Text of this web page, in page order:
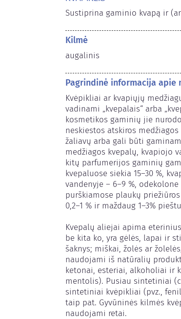
Sustiprina gaminio kvapą ir
Kilmė
augalinis
Pagrindinė informacija
Kvėpikliai ar kvapiųjų
vadinami „kvepalais“ arba
kosmetikos gaminių jie
neskiestos atskiros
žaliavų arba gali būti
medžiagos kvepalų, kvapiojo
kitų parfumerijos gaminių
kvepaluose siekia 15–30 %,
vandenyje – 6–9 %,
purškiamose plaukų
0,2–1 % ir maždaug 1–3%
Kvepalų aliejai apima
be kita ko, yra gėlės, lapai ir
šaknys; miškai, žolės ar
naudojami iš natūralių
ketonai, esteriai, alkoholiai ir
mentolis). Pusiau sintetiniai
sintetiniai kvėpikliai (pvz.,
taip pat. Gyvūninės kilmės
naudojami retai.